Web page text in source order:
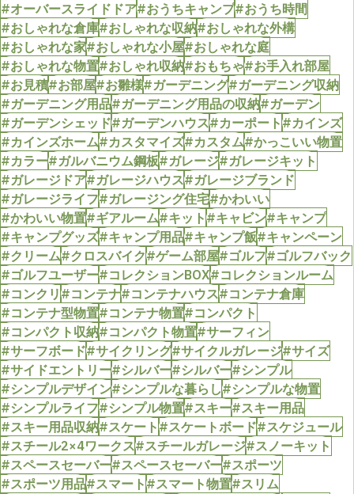
#オーバースライドドア#おうちキャンプ#おうち時間
#おしゃれな倉庫#おしゃれな収納#おしゃれな外構
#おしゃれな家#おしゃれな小屋#おしゃれな庭
#おしゃれな物置#おしゃれ収納#おもちゃ#お手入れ部屋
#お見積#お部屋#お雛様#ガーデニング#ガーデニング収納
#ガーデニング用品#ガーデニング用品の収納#ガーデン
#ガーデンシェッド#ガーデンハウス#カーポート#カインズ
#カインズホーム#カスタマイズ#カスタム#かっこいい物置
#カラー#ガルバニウム鋼板#ガレージ#ガレージキット
#ガレージドア#ガレージハウス#ガレージブランド
#ガレージライフ#ガレージング住宅#かわいい
#かわいい物置#ギアルーム#キット#キャビン#キャンプ
#キャンプグッズ#キャンプ用品#キャンプ飯#キャンペーン
#クリーム#クロスバイク#ゲーム部屋#ゴルフ#ゴルフバック
#ゴルフユーザー#コレクションBOX#コレクションルーム
#コンクリ#コンテナ#コンテナハウス#コンテナ倉庫
#コンテナ型物置#コンテナ物置#コンパクト
#コンパクト収納#コンパクト物置#サーフィン
#サーフボード#サイクリング#サイクルガレージ#サイズ
#サイドエントリー#シルバー#シルバー#シンプル
#シンプルデザイン#シンプルな暮らし#シンプルな物置
#シンプルライフ#シンプル物置#スキー#スキー用品
#スキー用品収納#スケート#スケートボード#スケジュール
#スチール2×4ワークス#スチールガレージ#スノーキット
#スペースセーバー#スペースセーバー#スポーツ
#スポーツ用品#スマート#スマート物置#スリム